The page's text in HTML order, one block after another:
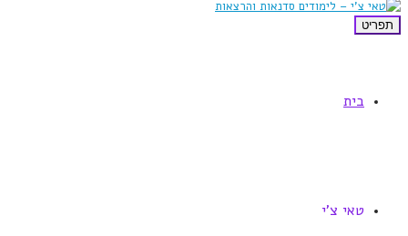
תפריט
בית
טאי צ'י